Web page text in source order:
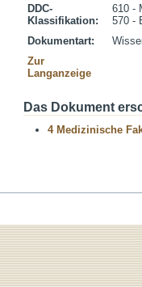
DDC-
Klassifikation:
610 -
570 -
Dokumentart:
Zur
Langanzeige
Das Dokument
4 Medizinische